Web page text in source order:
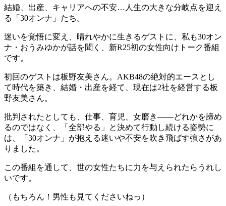
結婚、出産、キャリアへの不安…人生の大きな分岐点を迎え
る「30オンナ」たち。
迷いを覚悟に変え、晴れやかに生きるゲストに、私も30オン
ナ・おうみゆかが話を聞く、新R25初の女性向けトーク番組
です。
初回のゲストは板野友美さん。AKB48の絶対的エースとし
て時代を築き、結婚・出産を経て、現在は2社を経営する板
野友美さん。
批判されたとしても、仕事、育児、女磨き——どれかを諦め
るのではなく、「全部やる」と決めて行動し続ける姿勢に
は、「30オンナ」が抱える迷いや不安を吹き飛ばす強さがあ
りました。
この番組を通して、世の女性たちに力を与えられたらうれし
いです。
（もちろん！男性も見てくださいねっ）